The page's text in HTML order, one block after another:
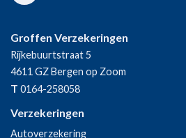
Groffen Verzekeringen
Rijkebuurtstraat 5
4611 GZBergen op Zoom
T 0164-258058
Verzekeringen
Autoverzekering